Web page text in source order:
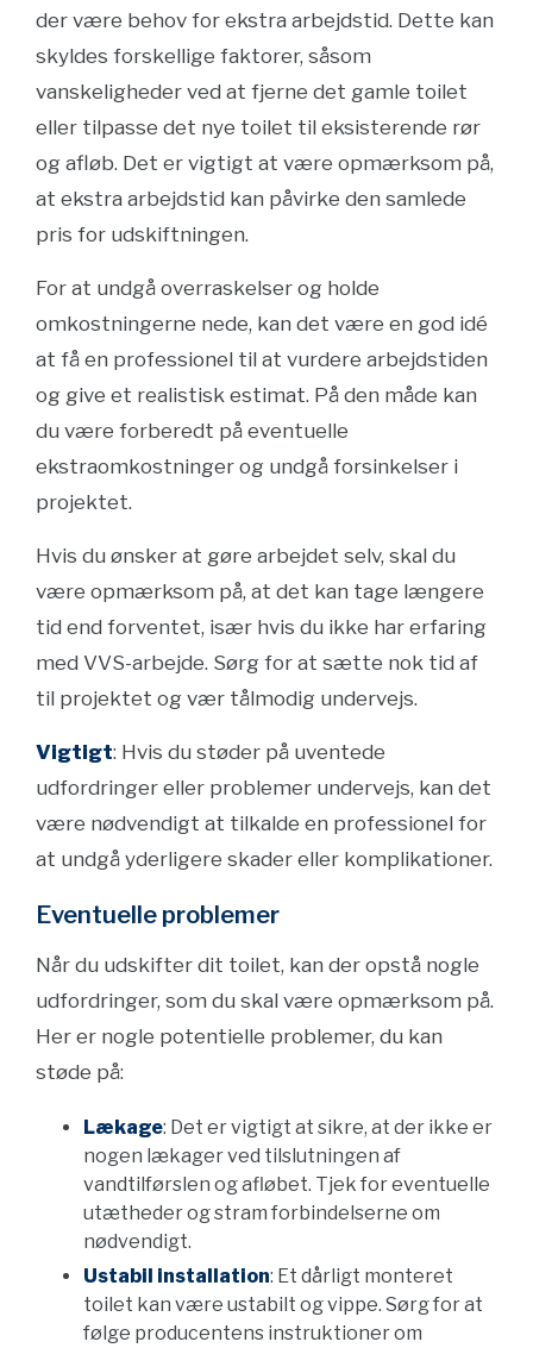
der være behov for ekstra arbejdstid. Dette kan
skyldes forskellige faktorer, såsom
vanskeligheder ved at fjerne det gamle toilet
eller tilpasse det nye toilet til eksisterende rør
og afløb. Det er vigtigt at være opmærksom på,
at ekstra arbejdstid kan påvirke den samlede
pris for udskiftningen.
For at undgå overraskelser og holde
omkostningerne nede, kan det være en god idé
at få en professionel til at vurdere arbejdstiden
og give et realistisk estimat. På den måde kan
du være forberedt på eventuelle
ekstraomkostninger og undgå forsinkelser i
projektet.
Hvis du ønsker at gøre arbejdet selv, skal du
være opmærksom på, at det kan tage længere
tid end forventet, især hvis du ikke har erfaring
med VVS-arbejde. Sørg for at sætte nok tid af
til projektet og vær tålmodig undervejs.
Vigtigt: Hvis du støder på uventede
udfordringer eller problemer undervejs, kan det
være nødvendigt at tilkalde en professionel for
at undgå yderligere skader eller komplikationer.
Eventuelle problemer
Når du udskifter dit toilet, kan der opstå nogle
udfordringer, som du skal være opmærksom på.
Her er nogle potentielle problemer, du kan
støde på:
Lækage: Det er vigtigt at sikre, at der ikke er
nogen lækager ved tilslutningen af
vandtilførslen og afløbet. Tjek for eventuelle
utætheder og stram forbindelserne om
nødvendigt.
Ustabil installation: Et dårligt monteret
toilet kan være ustabilt og vippe. Sørg for at
følge producentens instruktioner om